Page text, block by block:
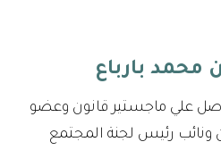
علي ماجستير قانون وعضو
ونائب رئيس لجنة المجتمع